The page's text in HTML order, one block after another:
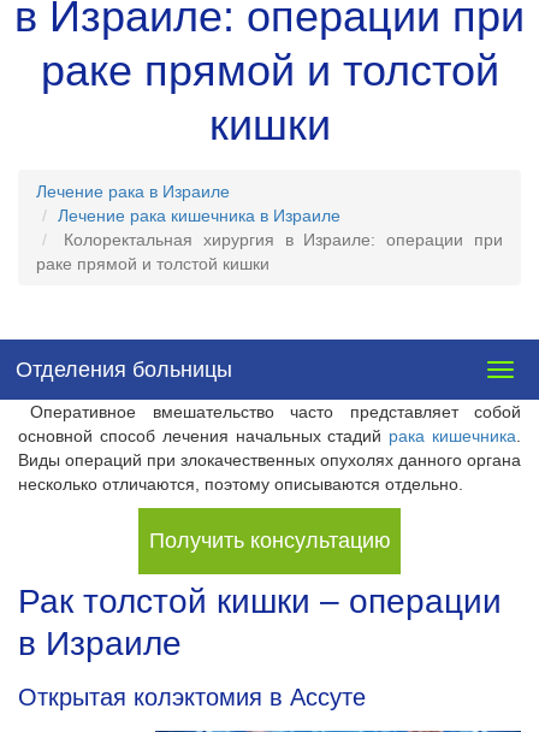
в Израиле: операции при
раке прямой и толстой
кишки
Лечение рака в Израиле
Лечение рака кишечника в Израиле
Колоректальная хирургия в Израиле: операции при
раке прямой и толстой кишки
Отделения больницы
Оперативное вмешательство часто представляет собой
основной способ лечения начальных стадий рака кишечника.
Виды операций при злокачественных опухолях данного органа
несколько отличаются, поэтому описываются отдельно.
Получить консультацию
Рак толстой кишки – операции
в Израиле
Открытая колэктомия в Ассуте